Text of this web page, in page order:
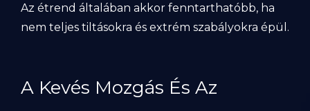
Az étrend általában akkor fenntarthatóbb, ha
nem teljes tiltásokra és extrém szabályokra épül.
A Kevés Mozgás És Az